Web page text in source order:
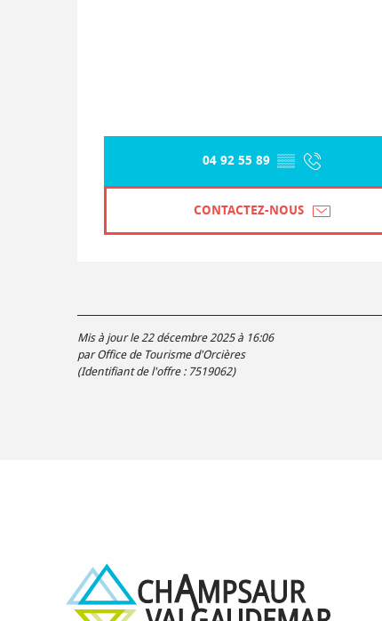
04 92 55 89 ▒▒
CONTACTEZ-NOUS
Mis à jour le 22 décembre 2025 à 16:06
par Office de Tourisme d'Orcières
(Identifiant de l'offre : 7519062)